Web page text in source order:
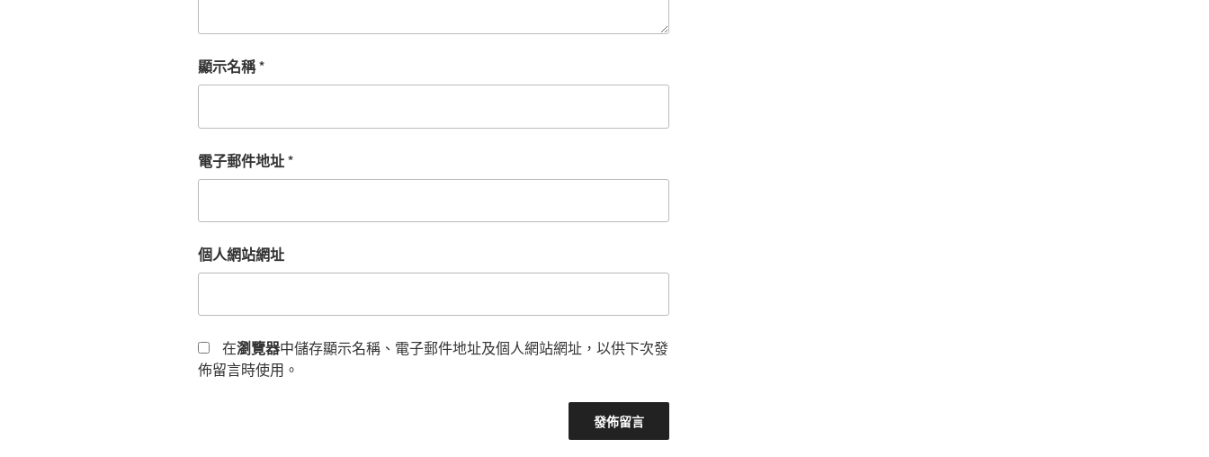
顯示名稱*
電子郵件地址*
個人網站網址
在瀏覽器中儲存顯示名稱、電子郵件地址及個人網站網址，以供下次發
佈留言時使用。